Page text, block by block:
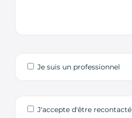
Je suis un professionnel
J'accepte d'être recontacté